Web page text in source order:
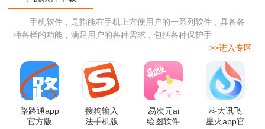
手机软件，是指能在手机上方便用户的一系列软件，具备各
种各样的功能，满足用户的各种需求，包括各种保护手
>>进入专区
路路通app
官方版
搜狗输入
法手机版
易次元ai
绘图软件
科大讯飞
星火app官